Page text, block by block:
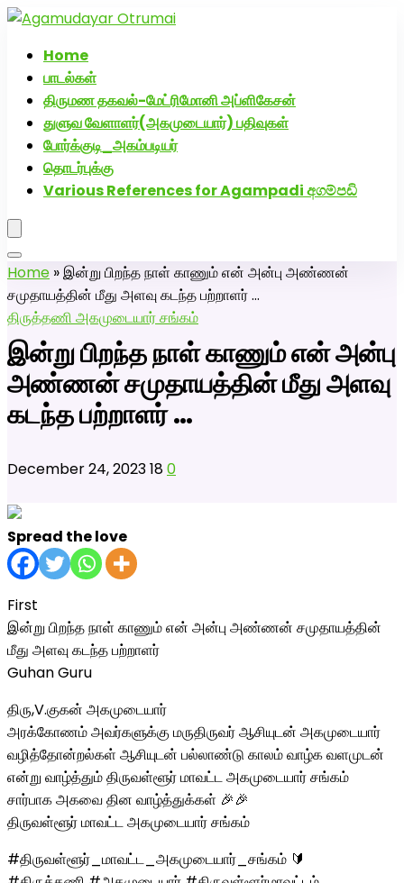
Home
பாடல்கள்
திருமண தகவல்-மேட்ரிமோனி அப்ளிகேசன்
துளுவ வேளாளர்(அகமுடையார்) பதிவுகள்
போர்க்குடி_அகம்படியர்
தொடர்புக்கு
Various References for Agampadi අගම්පඩි
Home »இன்று பிறந்த நாள் காணும் என் அன்பு அண்ணன்
சமுதாயத்தின் மீது அளவு கடந்த பற்றாளர் …
திருத்தணி அகமுடையார் சங்கம்
இன்று பிறந்த நாள் காணும் என் அன்பு
அண்ணன் சமுதாயத்தின் மீது அளவு
கடந்த பற்றாளர் …
December 24, 2023180
Spread the love
First
இன்று பிறந்த நாள் காணும் என் அன்பு அண்ணன் சமுதாயத்தின்
மீது அளவு கடந்த பற்றாளர்
Guhan Guru
திரு,V.குகன் அகமுடையார்
அரக்கோணம் அவர்களுக்கு மருதிருவர் ஆசியுடன் அகமுடையார்
வழித்தோன்றல்கள் ஆசியுடன் பல்லாண்டு காலம் வாழ்க வளமுடன்
என்று வாழ்த்தும் திருவள்ளூர் மாவட்ட அகமுடையார் சங்கம்
சார்பாக அகவை தின வாழ்த்துக்கள் 🎉🎉
திருவள்ளூர் மாவட்ட அகமுடையார் சங்கம்
#திருவள்ளூர்_மாவட்ட_அகமுடையார்_சங்கம் 🔰
அகமுடையார் திருமண வரன்களுக்கு அகமுடையார்மேட்ரி-